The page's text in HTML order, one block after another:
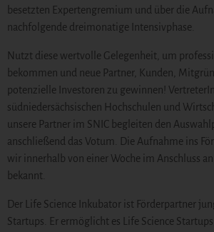
besetzten Expertengremium und über die
nachfolgende dreimonatige Intensivphase.
Nutzt diese wertvolle Gelegenheit, um
bekommen und neue Partner, Kunden,
potenzielle Investoren zu gewinnen!
südniedersächsischen Hochschulen und
unsere Partner im SNIC begleiten den
anschließend das Votum. Die Aufnahme ins
wir innerhalb von einer Woche im Anschluss
bekannt.
Der Life Science Inkubator ist Förderpartner
Startups. Er ermöglicht es Life Science